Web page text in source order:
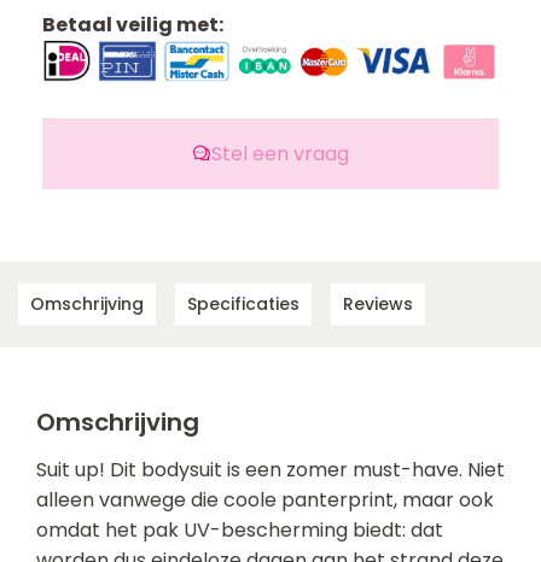
Betaal veilig met:
Stel een vraag
Omschrijving Specificaties Reviews
Omschrijving
Suit up! Dit bodysuit is een zomer must-have. Niet
alleen vanwege die coole panterprint, maar ook
omdat het pak UV-bescherming biedt: dat